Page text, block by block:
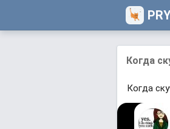
Когда
Когда